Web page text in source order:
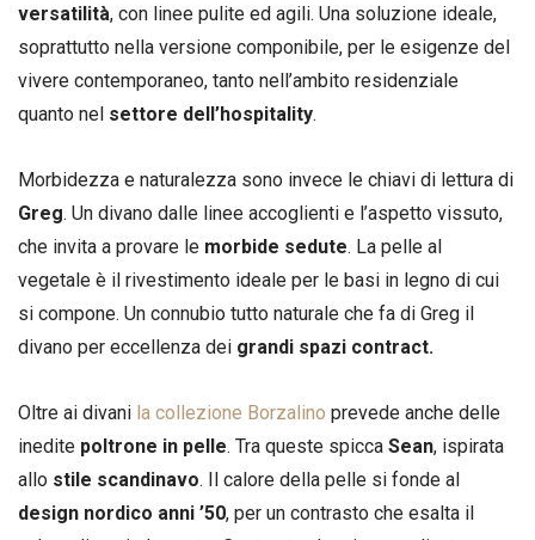
versatilità, con linee pulite ed agili. Una soluzione ideale,
soprattutto nella versione componibile, per le esigenze del
vivere contemporaneo, tanto nell’ambito residenziale
quanto nel settore dell’hospitality.
Morbidezza e naturalezza sono invece le chiavi di lettura di
Greg. Un divano dalle linee accoglienti e l’aspetto vissuto,
che invita a provare le morbide sedute. La pelle al
vegetale è il rivestimento ideale per le basi in legno di cui
si compone. Un connubio tutto naturale che fa di Greg il
divano per eccellenza dei grandi spazi contract.
Oltre ai divani la collezione Borzalino prevede anche delle
inedite poltrone in pelle. Tra queste spicca Sean, ispirata
allo stile scandinavo. Il calore della pelle si fonde al
design nordico anni ’50, per un contrasto che esalta il